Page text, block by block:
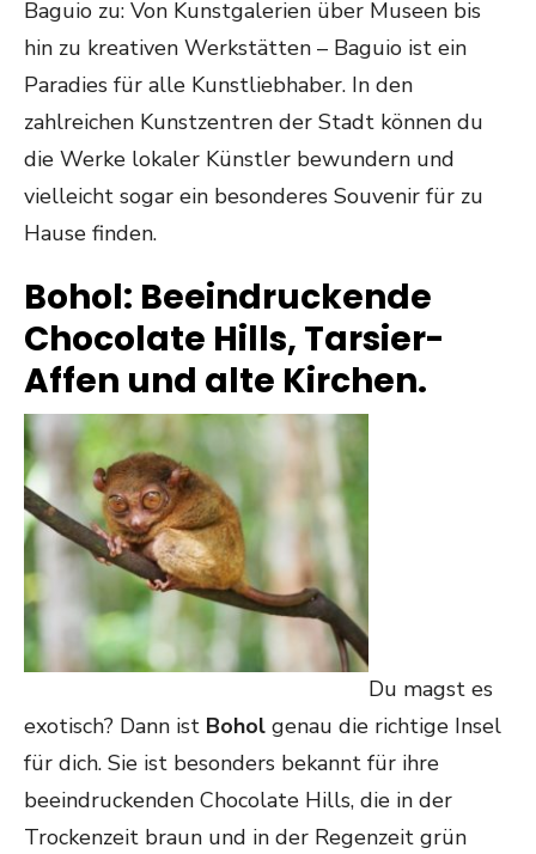
Baguio zu: Von Kunstgalerien über Museen bis
hin zu kreativen Werkstätten – Baguio ist ein
Paradies für alle Kunstliebhaber. In den
zahlreichen Kunstzentren der Stadt können du
die Werke lokaler Künstler bewundern und
vielleicht sogar ein besonderes Souvenir für zu
Hause finden.
Bohol: Beeindruckende
Chocolate Hills, Tarsier-
Affen und alte Kirchen.
Du magst es
exotisch? Dann ist Bohol genau die richtige Insel
für dich. Sie ist besonders bekannt für ihre
beeindruckenden Chocolate Hills, die in der
Trockenzeit braun und in der Regenzeit grün